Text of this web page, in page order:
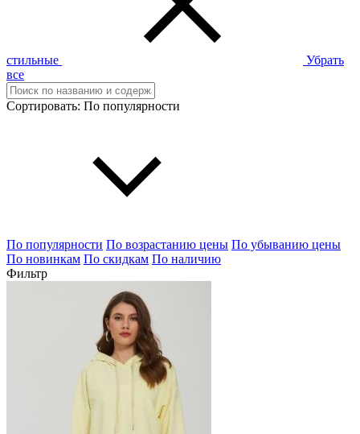
стильные
Убрать
все
Сортировать: По популярности
По популярности По возрастанию цены По убыванию цены
По новинкам По скидкам По наличию
Фильтр